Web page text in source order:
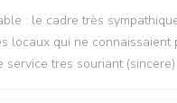
: le cadre très
locaux qui ne
tres souriant